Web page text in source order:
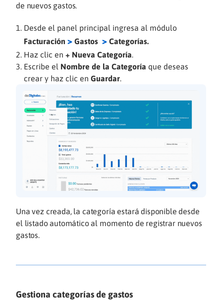
de nuevos gastos.
Desde el panel principal ingresa al módulo
Facturación > Gastos > Categorías.
Haz clic en + Nueva Categoría.
Escribe el Nombre de la Categoría que deseas
crear y haz clic en Guardar.
Una vez creada, la categoría estará disponible desde
el listado automático al momento de registrar nuevos
gastos.
Gestiona categorías de gastos